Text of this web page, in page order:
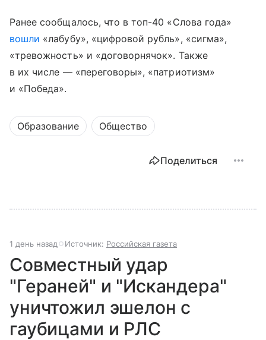
Ранее сообщалось, что в топ-40 «Слова года»
вошли «лабубу», «цифровой рубль», «сигма»,
«тревожность» и «договорнячок». Также
в их числе — «переговоры», «патриотизм»
и «Победа».
Образование Общество
Поделиться
1 день назад Источник: Российская газета
Совместный удар
"Гераней" и "Искандера"
уничтожил эшелон с
гаубицами и РЛС